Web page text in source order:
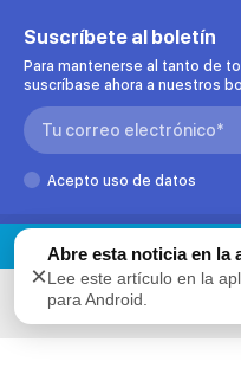
Suscríbete al boletín
Para mantenerse al tanto de
suscríbase ahora a nuestros
Search:
Acepto uso de datos
Copyright © 2000-2026
×
Abre esta noticia en la
Lee este artículo en la
para Android.